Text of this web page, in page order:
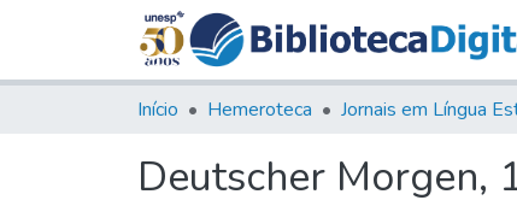
Início Hemeroteca
Deutscher Morgen,